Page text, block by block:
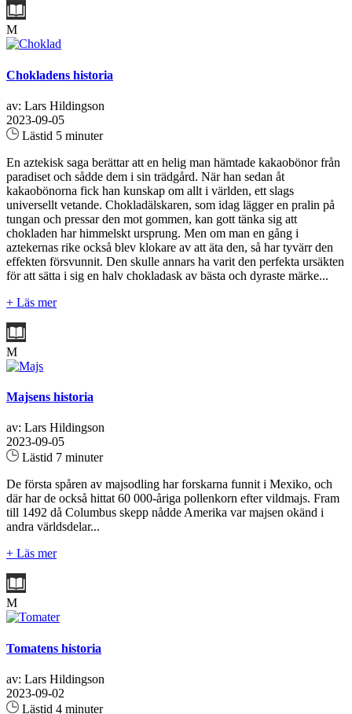
M
Chokladens historia
av: Lars Hildingson
2023-09-05
Lästid 5 minuter
En aztekisk saga berättar att en helig man hämtade kakaobönor från
paradiset och sådde dem i sin trädgård. När han sedan åt
kakaobönorna fick han kunskap om allt i världen, ett slags
universellt vetande. Chokladälskaren, som idag lägger en pralin på
tungan och pressar den mot gommen, kan gott tänka sig att
chokladen har himmelskt ursprung. Men om man en gång i
aztekernas rike också blev klokare av att äta den, så har tyvärr den
effekten försvunnit. Den skulle annars ha varit den perfekta ursäkten
för att sätta i sig en halv chokladask av bästa och dyraste märke...
+ Läs mer
M
Majsens historia
av: Lars Hildingson
2023-09-05
Lästid 7 minuter
De första spåren av majsodling har forskarna funnit i Mexiko, och
där har de också hittat 60 000-åriga pollenkorn efter vildmajs. Fram
till 1492 då Columbus skepp nådde Amerika var majsen okänd i
andra världsdelar...
+ Läs mer
M
Tomatens historia
av: Lars Hildingson
2023-09-02
Lästid 4 minuter